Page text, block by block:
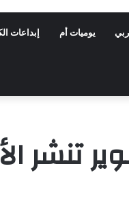
يوميات أم إبداعات
تنشر